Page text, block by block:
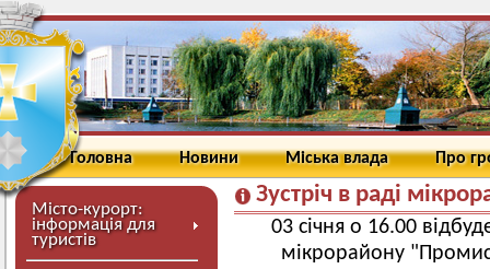
Головна Новини Міська влада Про
Місто-курорт:
інформація для
туристів
Зустріч в раді
03 січня о 16.00
мікрорайону